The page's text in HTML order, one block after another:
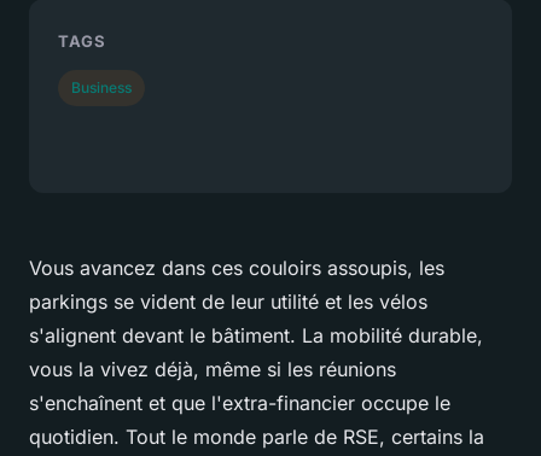
Vous avancez dans ces couloirs assoupis, les
parkings se vident de leur utilité et les vélos
s'alignent devant le bâtiment. La mobilité durable,
vous la vivez déjà, même si les réunions
s'enchaînent et que l'extra-financier occupe le
quotidien. Tout le monde parle de RSE, certains la
TAGS
Business